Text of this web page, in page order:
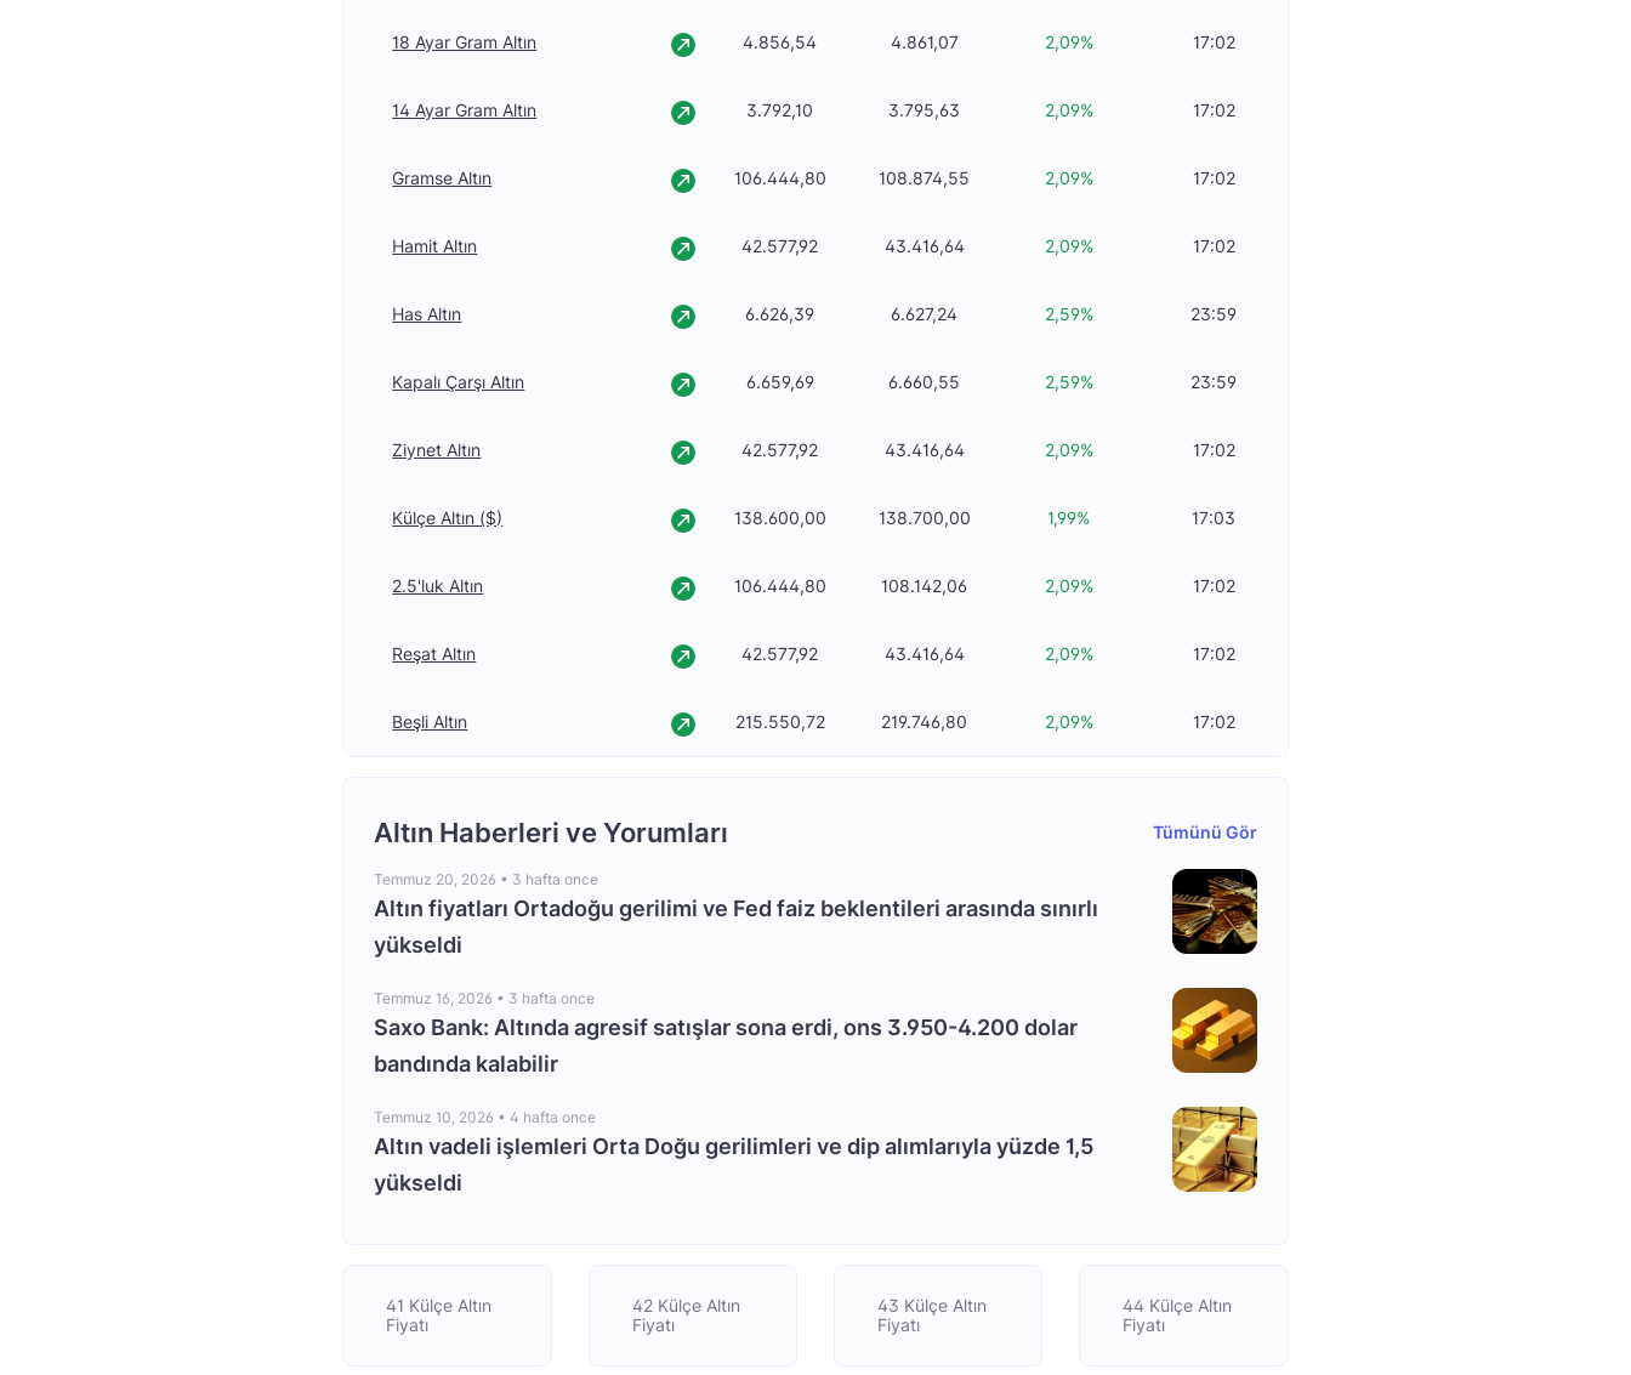
18 Ayar Gram Altın 4.856,54 4.861,07 2,09% 17:02
14 Ayar Gram Altın 3.792,10 3.795,63 2,09% 17:02
Gramse Altın 106.444,80 108.874,55 2,09% 17:02
Hamit Altın 42.577,92 43.416,64 2,09% 17:02
Has Altın 6.626,39 6.627,24 2,59% 23:59
Kapalı Çarşı Altın 6.659,69 6.660,55 2,59% 23:59
Ziynet Altın 42.577,92 43.416,64 2,09% 17:02
Külçe Altın ($) 138.600,00 138.700,00 1,99% 17:03
2.5'luk Altın 106.444,80 108.142,06 2,09% 17:02
Reşat Altın 42.577,92 43.416,64 2,09% 17:02
Beşli Altın 215.550,72 219.746,80 2,09% 17:02
Altın Haberleri ve Yorumları Tümünü Gör
Temmuz 20, 2026 • 3 hafta once
Altın fiyatları Ortadoğu gerilimi ve Fed faiz beklentileri arasında sınırlı
yükseldi
Temmuz 16, 2026 • 3 hafta once
Saxo Bank: Altında agresif satışlar sona erdi, ons 3.950-4.200 dolar
bandında kalabilir
Temmuz 10, 2026 •4 hafta once
Altın vadeli işlemleri Orta Doğu gerilimleri ve dip alımlarıyla yüzde 1,5
yükseldi
41 Külçe Altın
Fiyatı
42 Külçe Altın
Fiyatı
43 Külçe Altın
Fiyatı
44 Külçe Altın
Fiyatı